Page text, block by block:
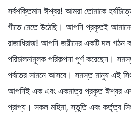
সর্বশক্তিমান ঈশ্বর! আমরা তোমাকে
গীতে মেতে উঠেছি। আপনি প্রকৃতই আমাদের
রাজাধিরাজ! আপনি জয়ীদের একটি দল গঠন
পরিচালনামূলক পরিকল্পনা পূর্ণ করেছেন।
পর্বতের সামনে আসবে। সমস্ত মানুষ এই
আপনিই এক এবং একমাত্র প্রকৃত ঈশ্বর
প্রাপ্য। সকল মহিমা, স্তুতি এবং কর্তৃত্ব